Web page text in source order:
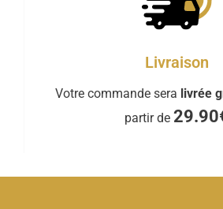
Livraison
Votre commande sera livrée
partir de